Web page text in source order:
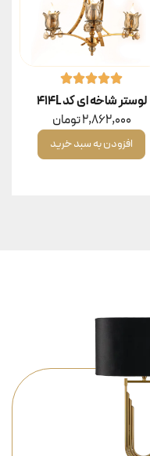
لوستر شاخه ای کد 414L
2,862,000تومان
افزودن به سبد خرید